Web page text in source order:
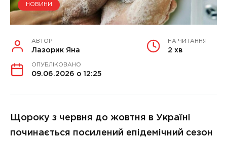
НОВИНИ
АВТОР
Лазорик Яна
НА ЧИТАННЯ
2 хв
ОПУБЛІКОВАНО
09.06.2026 о 12:25
Щороку з червня до жовтня в Україні
починається посилений епідемічний сезон